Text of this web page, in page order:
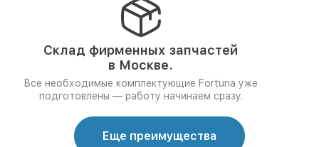
Склад фирменных запчастей
в Москве.
Все необходимые комплектующие Fortuna уже
подготовлены — работу начинаем сразу.
Еще преимущества